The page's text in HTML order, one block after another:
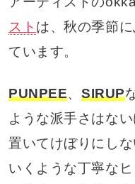
スト は、秋の季節
ています。
PUNPEE、 SIRUP
ような派手さはな
置いてけぼりにし
いくような丁寧な